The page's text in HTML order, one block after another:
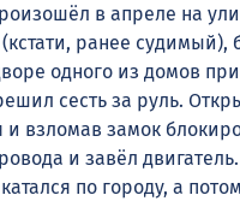
в апреле на
ранее судимый),
одного из домов
сесть за руль.
и взломав замок
и завёл
по городу, а